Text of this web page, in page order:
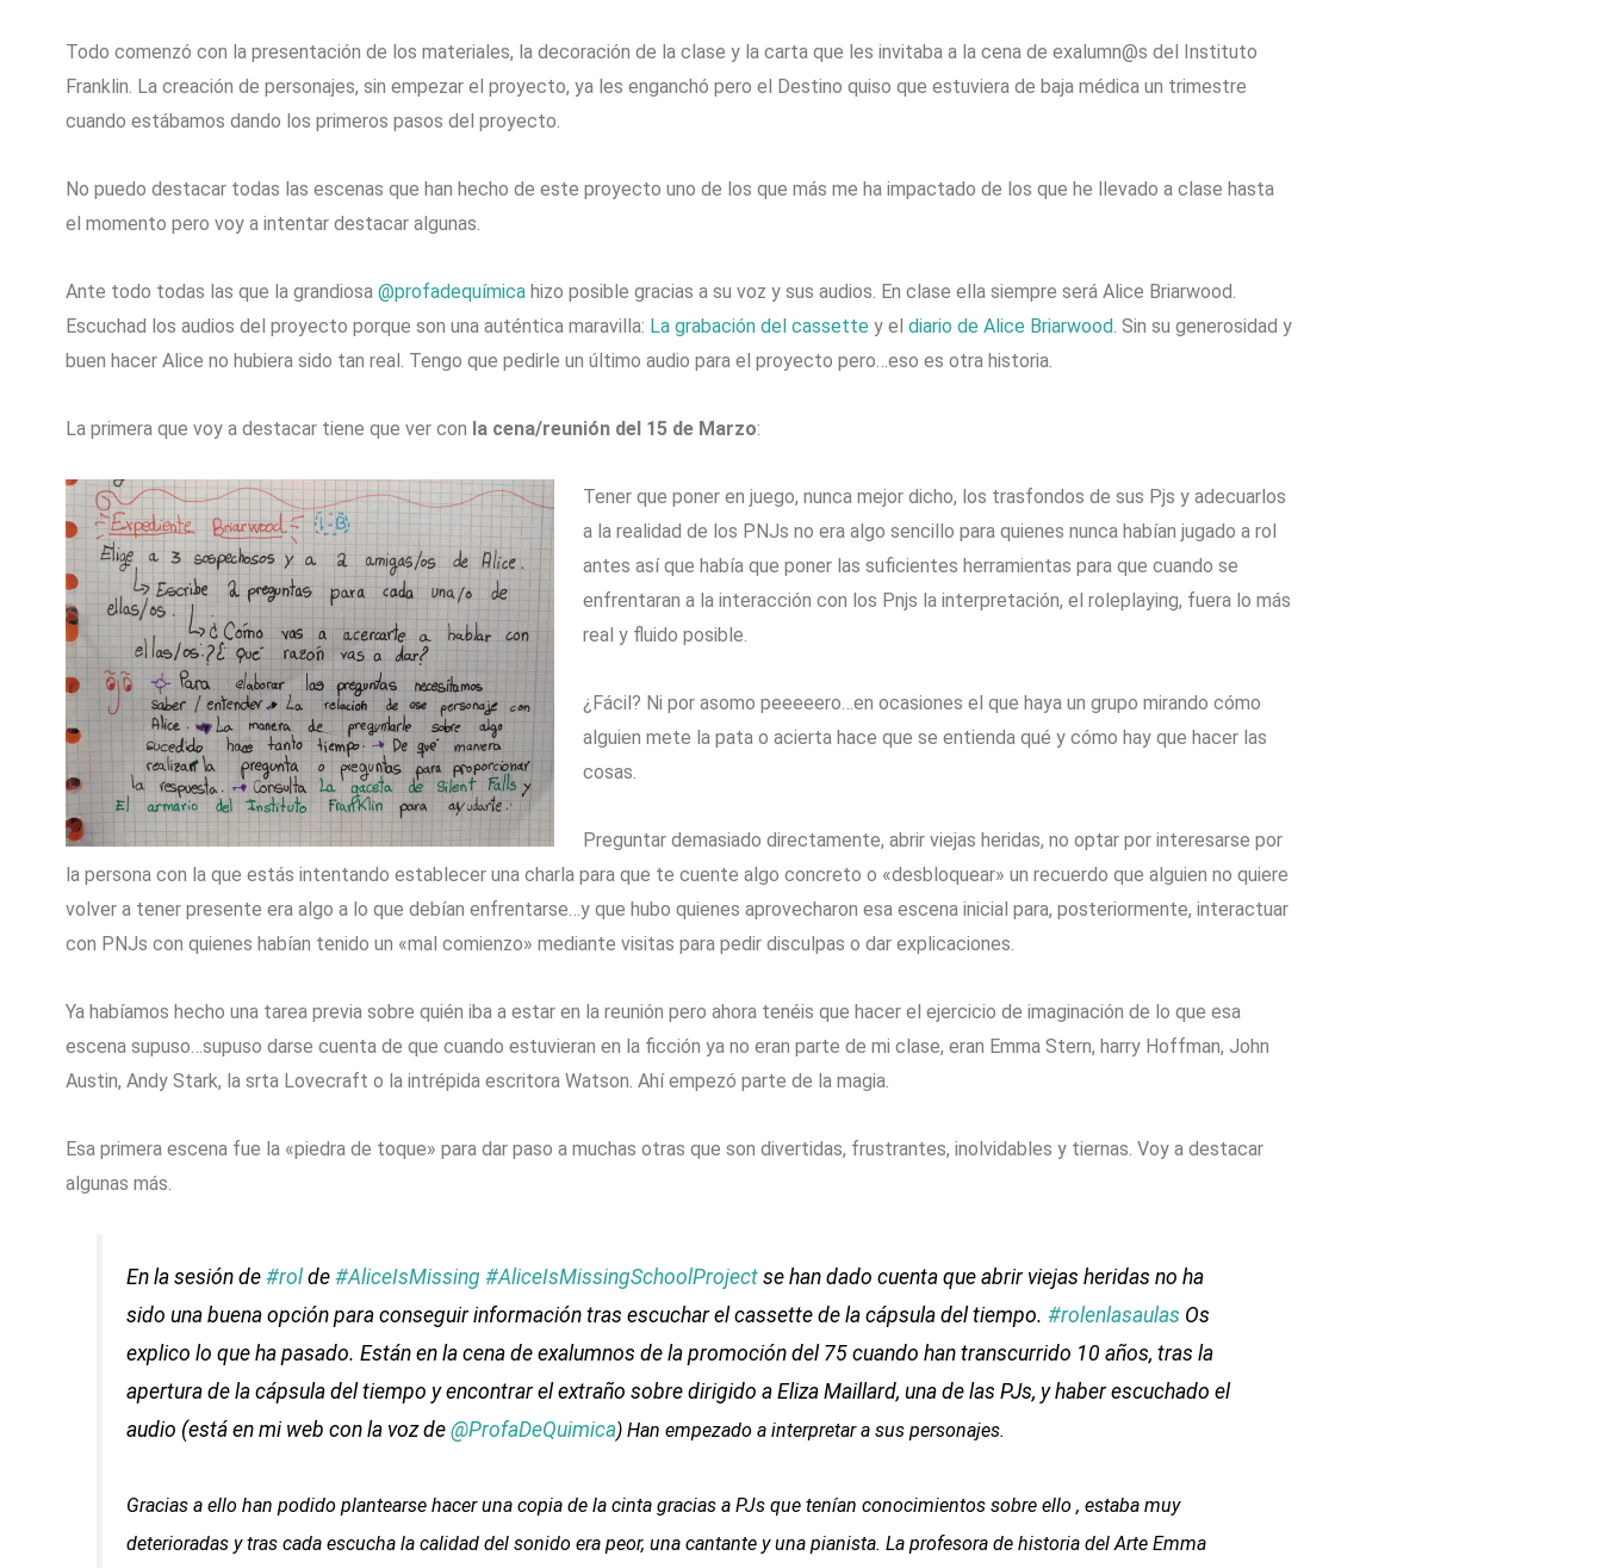
Todo comenzó con la presentación de los materiales, la decoración de la clase y la carta que les invitaba a la cena de exalumn@s del Instituto
Franklin. La creación de personajes, sin empezar el proyecto, ya les enganchó pero el Destino quiso que estuviera de baja médica un trimestre
cuando estábamos dando los primeros pasos del proyecto.
No puedo destacar todas las escenas que han hecho de este proyecto uno de los que más me ha impactado de los que he llevado a clase hasta
el momento pero voy a intentar destacar algunas.
Ante todo todas las que la grandiosa @profadequímicahizo posible gracias a su voz y sus audios. En clase ella siempre será Alice Briarwood.
Escuchad los audios del proyecto porque son una auténtica maravilla: La grabación del cassettey el diario de Alice Briarwood. Sin su generosidad y
buen hacer Alice no hubiera sido tan real. Tengo que pedirle un último audio para el proyecto pero…eso es otra historia.
La primera que voy a destacar tiene que ver con la cena/reunión del 15 de Marzo:
Tener que poner en juego, nunca mejor dicho, los trasfondos de sus Pjs y adecuarlos
a la realidad de los PNJs no era algo sencillo para quienes nunca habían jugado a rol
antes así que había que poner las suficientes herramientas para que cuando se
enfrentaran a la interacción con los Pnjs la interpretación, el roleplaying, fuera lo más
real y fluido posible.
¿Fácil? Ni por asomo peeeeero…en ocasiones el que haya un grupo mirando cómo
alguien mete la pata o acierta hace que se entienda qué y cómo hay que hacer las
cosas.
Preguntar demasiado directamente, abrir viejas heridas, no optar por interesarse por
la persona con la que estás intentando establecer una charla para que te cuente algo concreto o «desbloquear» un recuerdo que alguien no quiere
volver a tener presente era algo a lo que debían enfrentarse…y que hubo quienes aprovecharon esa escena inicial para, posteriormente, interactuar
con PNJs con quienes habían tenido un «mal comienzo» mediante visitas para pedir disculpas o dar explicaciones.
Ya habíamos hecho una tarea previa sobre quién iba a estar en la reunión pero ahora tenéis que hacer el ejercicio de imaginación de lo que esa
escena supuso…supuso darse cuenta de que cuando estuvieran en la ficción ya no eran parte de mi clase, eran Emma Stern, harry Hoffman, John
Austin, Andy Stark, la srta Lovecraft o la intrépida escritora Watson. Ahí empezó parte de la magia.
Esa primera escena fue la «piedra de toque» para dar paso a muchas otras que son divertidas, frustrantes, inolvidables y tiernas. Voy a destacar
algunas más.
En la sesión de#rol de#AliceIsMissing #AliceIsMissingSchoolProject se han dado cuenta que abrir viejas heridas no ha
sido una buena opción para conseguir información tras escuchar el cassette de la cápsula del tiempo.#rolenlasaulas Os
explico lo que ha pasado. Están en la cena de exalumnos de la promoción del 75 cuando han transcurrido 10 años, tras la
apertura de la cápsula del tiempo y encontrar el extraño sobre dirigido a Eliza Maillard, una de las PJs, y haber escuchado el
audio (está en mi web con la voz de@ProfaDeQuimica) Han empezado a interpretar a sus personajes.
Gracias a ello han podido plantearse hacer una copia de la cinta gracias a PJs que tenían conocimientos sobre ello , estaba muy
deterioradas y tras cada escucha la calidad del sonido era peor, una cantante y una pianista. La profesora de historia del Arte Emma